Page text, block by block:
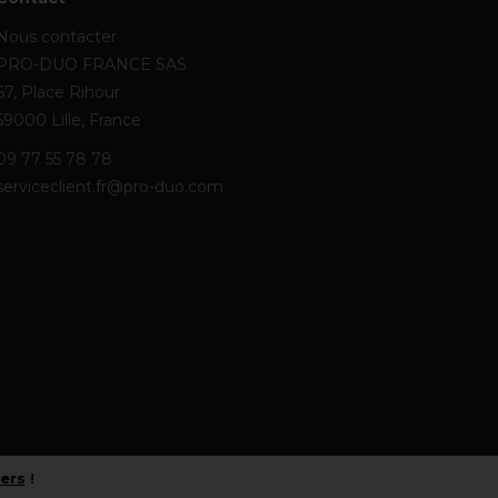
contacter
DUO FRANCE SAS
Place Rihour
Lille, France
77 55 78 78
duo.com
!